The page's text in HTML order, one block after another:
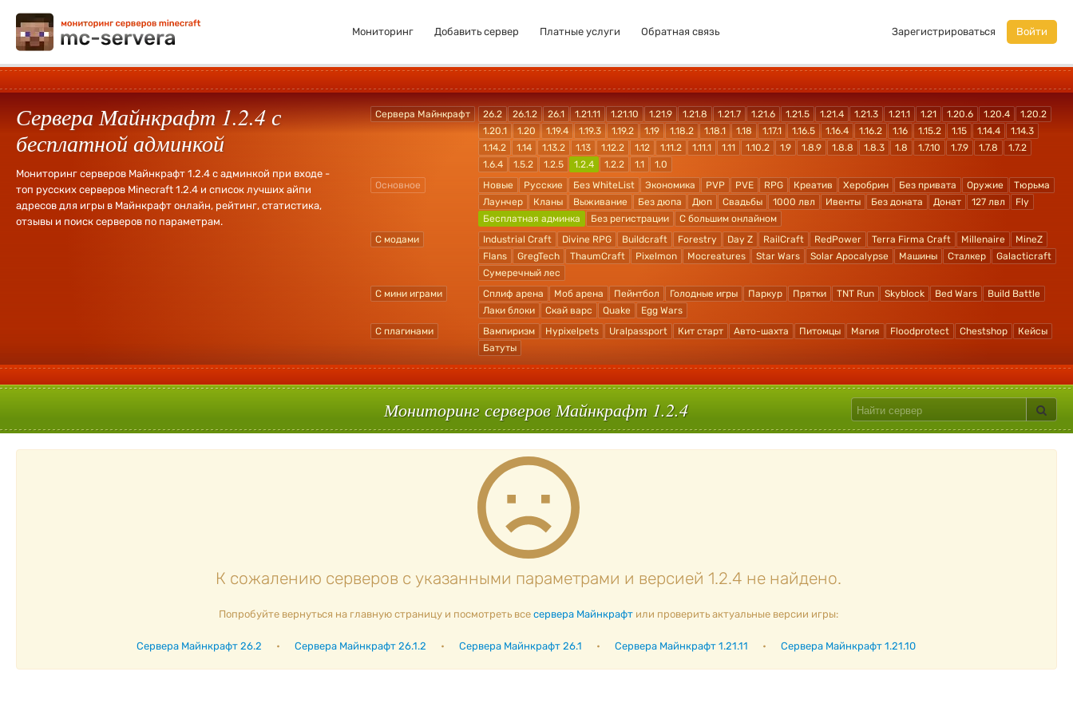
Мониторинг Добавить сервер Платные услуги Обратная связь Зарегистрироваться Войти
Сервера Майнкрафт 1.2.4 с
бесплатной админкой
Мониторинг серверов Майнкрафт 1.2.4 с админкой при входе -
топ русских серверов Minecraft 1.2.4 и список лучших айпи
адресов для игры в Майнкрафт онлайн, рейтинг, статистика,
отзывы и поиск серверов по параметрам.
Сервера Майнкрафт 26.2 26.1.2 26.1 1.21.11 1.21.10 1.21.9 1.21.8 1.21.7 1.21.6 1.21.5 1.21.4 1.21.3 1.21.1 1.21 1.20.6 1.20.4
1.20.2
1.20.1
1.20 1.19.4 1.19.3 1.19.2 1.19 1.18.2 1.18.1 1.18 1.17.1 1.16.5 1.16.4 1.16.2 1.16 1.15.2 1.15 1.14.4
1.14.3
1.14.2
1.14 1.13.2 1.13 1.12.2 1.12 1.11.2 1.11.1 1.11 1.10.2 1.9 1.8.9 1.8.8 1.8.3 1.8 1.7.10 1.7.9 1.7.8
1.7.2
1.6.4
1.5.2 1.2.5 1.2.4 1.2.2 1.1
1.0
Основное
Новые Русские Без WhiteList Экономика PVP PVE RPG Креатив Херобрин Без привата Оружие
Тюрьма
Лаунчер
Кланы Выживание Без дюпа Дюп Свадьбы 1000 лвл Ивенты Без доната Донат 127 лвл
Fly
Бесплатная админка
Без регистрации
С большим онлайном
С модами
Industrial Craft Divine RPG Buildcraft Forestry Day Z RailCraft RedPower Terra Firma Craft Millenaire
MineZ
Flans
GregTech ThaumCraft Pixelmon Mocreatures Star Wars Solar Apocalypse Машины Сталкер
Galacticraft
Сумеречный лес
С мини играми
Сплиф арена Моб арена Пейнтбол Голодные игры Паркур Прятки TNT Run Skyblock Bed Wars
Build Battle
Лаки блоки
Скай варс Quake
Egg Wars
С плагинами
Вампиризм Hypixelpets Uralpassport Кит старт Авто-шахта Питомцы Магия Floodprotect Chestshop
Кейсы
Батуты
Мониторинг серверов Майнкрафт 1.2.4
К сожалению серверов с указанными параметрами и версией 1.2.4 не найдено.
Попробуйте вернуться на главную страницу и посмотреть все сервера Майнкрафтили проверить актуальные версии игры:
Сервера Майнкрафт 26.2 • Сервера Майнкрафт 26.1.2 • Сервера Майнкрафт 26.1 • Сервера Майнкрафт 1.21.11 • Сервера Майнкрафт 1.21.10